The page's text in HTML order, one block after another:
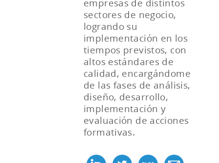
empresas de distintos
sectores de negocio,
logrando su
implementación en los
tiempos previstos, con
altos estándares de
calidad, encargándome
de las fases de análisis,
diseño, desarrollo,
implementación y
evaluación de acciones
formativas.